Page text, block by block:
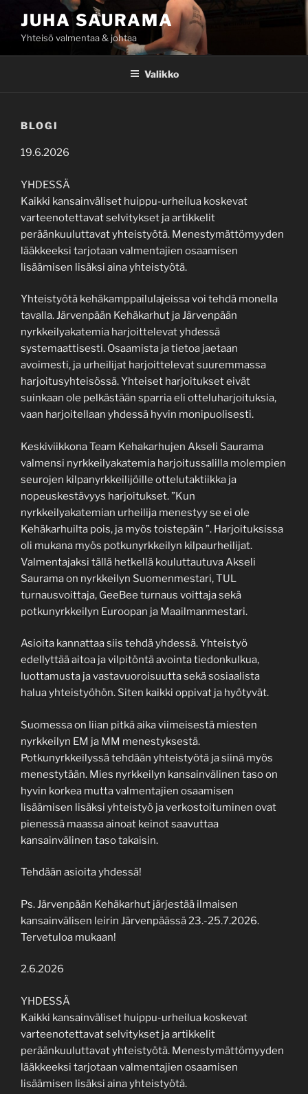
sisältöönJUHA SAURAMA
Yhteisö valmentaa & johtaa
Valikko
BLOGI
19.6.2026
YHDESSÄ
Kaikki kansainväliset huippu-urheilua koskevat
varteenotettavat selvitykset ja artikkelit
peräänkuuluttavat yhteistyötä. Menestymättömyyden
lääkkeeksi tarjotaan valmentajien osaamisen
lisäämisen lisäksi aina yhteistyötä.
Yhteistyötä kehäkamppailulajeissa voi tehdä monella
tavalla. Järvenpään Kehäkarhut ja Järvenpään
nyrkkeilyakatemia harjoittelevat yhdessä
systemaattisesti. Osaamista ja tietoa jaetaan
avoimesti, ja urheilijat harjoittelevat suuremmassa
harjoitusyhteisössä. Yhteiset harjoitukset eivät
suinkaan ole pelkästään sparria eli otteluharjoituksia,
vaan harjoitellaan yhdessä hyvin monipuolisesti.
Keskiviikkona Team Kehakarhujen Akseli Saurama
valmensi nyrkkeilyakatemia harjoitussalilla molempien
seurojen kilpanyrkkeilijöille ottelutaktiikka ja
nopeuskestävyys harjoitukset. ”Kun
nyrkkeilyakatemian urheilija menestyy se ei ole
Kehäkarhuilta pois, ja myös toistepäin ”. Harjoituksissa
oli mukana myös potkunyrkkeilyn kilpaurheilijat.
Valmentajaksi tällä hetkellä kouluttautuva Akseli
Saurama on nyrkkeilyn Suomenmestari, TUL
turnausvoittaja, GeeBee turnaus voittaja sekä
potkunyrkkeilyn Euroopan ja Maailmanmestari.
Asioita kannattaa siis tehdä yhdessä. Yhteistyö
edellyttää aitoa ja vilpitöntä avointa tiedonkulkua,
luottamusta ja vastavuoroisuutta sekä sosiaalista
halua yhteistyöhön. Siten kaikki oppivat ja hyötyvät.
Suomessa on liian pitkä aika viimeisestä miesten
nyrkkeilyn EM ja MM menestyksestä.
Potkunyrkkeilyssä tehdään yhteistyötä ja siinä myös
menestytään. Mies nyrkkeilyn kansainvälinen taso on
hyvin korkea mutta valmentajien osaamisen
lisäämisen lisäksi yhteistyö ja verkostoituminen ovat
pienessä maassa ainoat keinot saavuttaa
kansainvälinen taso takaisin.
Tehdään asioita yhdessä!
Ps. Järvenpään Kehäkarhut järjestää ilmaisen
kansainvälisen leirin Järvenpäässä 23.-25.7.2026.
Tervetuloa mukaan!
2.6.2026
YHDESSÄ
Kaikki kansainväliset huippu-urheilua koskevat
varteenotettavat selvitykset ja artikkelit
peräänkuuluttavat yhteistyötä. Menestymättömyyden
lääkkeeksi tarjotaan valmentajien osaamisen
lisäämisen lisäksi aina yhteistyötä.